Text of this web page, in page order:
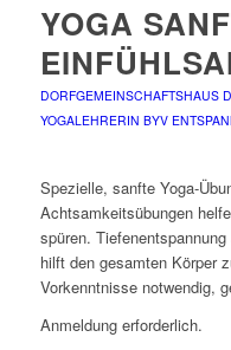
YOGA
DORFGEMEINSCHAFTSHAUS
YOGALEHRERIN BYV
Spezielle, sanfte Yoga-
Achtsamkeitsübungen
spüren.
hilft den gesamten Körper
Vorkenntnisse notwendig,
Anmeldung erforderlich.